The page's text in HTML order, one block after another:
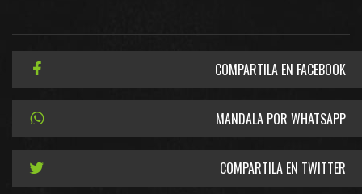
COMPARTILA EN FACEBOOK
MANDALA POR WHATSAPP
COMPARTILA EN TWITTER